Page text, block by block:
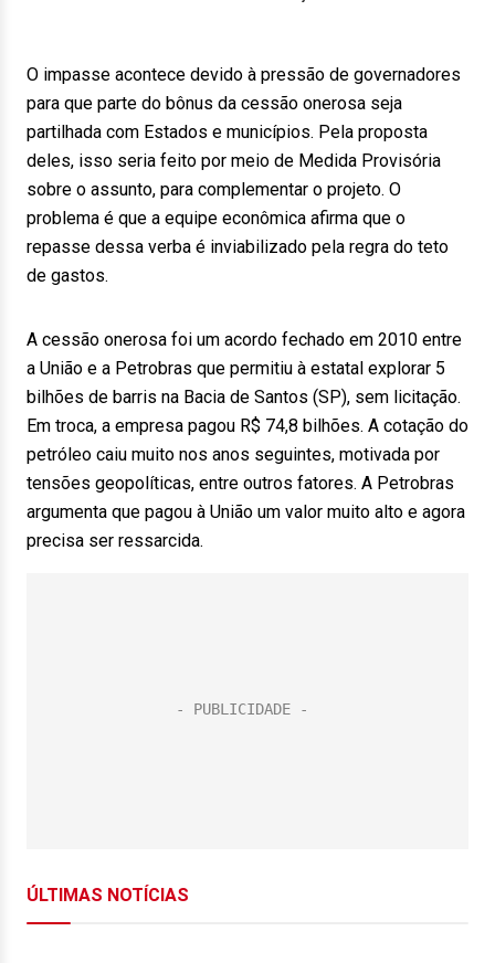
O impasse acontece devido à pressão de governadores
para que parte do bônus da cessão onerosa seja
partilhada com Estados e municípios. Pela proposta
deles, isso seria feito por meio de Medida Provisória
sobre o assunto, para complementar o projeto. O
problema é que a equipe econômica afirma que o
repasse dessa verba é inviabilizado pela regra do teto
de gastos.
A cessão onerosa foi um acordo fechado em 2010 entre
a União e a Petrobras que permitiu à estatal explorar 5
bilhões de barris na Bacia de Santos (SP), sem licitação.
Em troca, a empresa pagou R$ 74,8 bilhões. A cotação do
petróleo caiu muito nos anos seguintes, motivada por
tensões geopolíticas, entre outros fatores. A Petrobras
argumenta que pagou à União um valor muito alto e agora
precisa ser ressarcida.